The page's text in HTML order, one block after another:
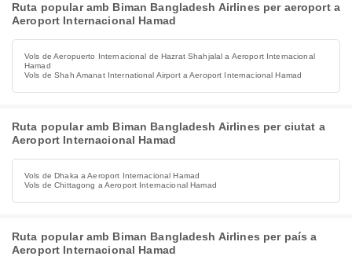
Ruta popular amb Biman Bangladesh Airlines per aeroport a
Aeroport Internacional Hamad
Vols de Aeropuerto Internacional de Hazrat Shahjalal a Aeroport Internacional
Hamad
Vols de Shah Amanat International Airport a Aeroport Internacional Hamad
Ruta popular amb Biman Bangladesh Airlines per ciutat a
Aeroport Internacional Hamad
Vols de Dhaka a Aeroport Internacional Hamad
Vols de Chittagong a Aeroport Internacional Hamad
Ruta popular amb Biman Bangladesh Airlines per país a
Aeroport Internacional Hamad